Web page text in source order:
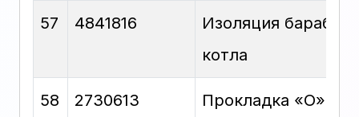
57 4841816
Изоляция барабана
котла
58 2730613
Прокладка «O»